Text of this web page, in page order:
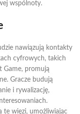
wspólnoty.
nawiązują kontakty
cyfrowych, takich
Game, promują
Gracze budują
i rywalizację,
te więzi, umożliwiając